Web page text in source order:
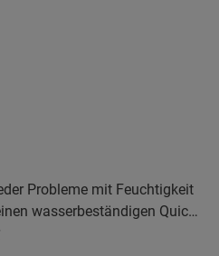
Probleme mit Feuchtigkeit
wasserbeständigen Quick-
Unsere Böden sehen nicht